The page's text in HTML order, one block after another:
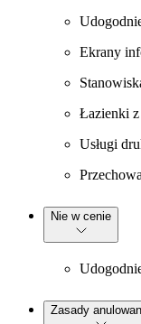
Ekrany
Łazienki z
Usługi
Nie w cenie
Zasady